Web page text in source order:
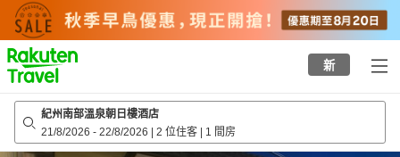
to
top
page
新
紀州南部溫泉朝日樓酒店
21/8/2026 - 22/8/2026 | 2 位住客 | 1 間房